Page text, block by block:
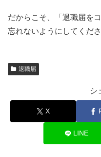
だからこそ、「退職届を
忘れないようにしてくださ
退職届
シ
X
LINE